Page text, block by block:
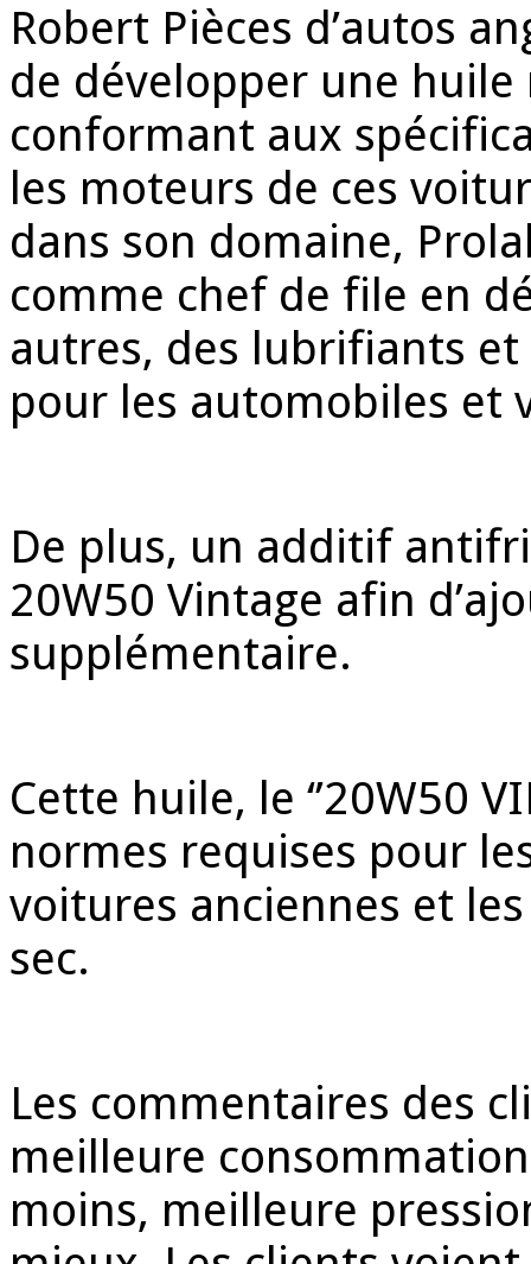
Robert Pièces d’autos
de développer une
conformant aux
les moteurs de ces
dans son domaine,
comme chef de file en
autres, des lubrifiants
pour les automobiles et
De plus, un additif
20W50 Vintage afin
supplémentaire.
Cette huile, le ‘’20W50
normes requises pour
voitures anciennes et
sec.
Les commentaires des
meilleure
moins, meilleure